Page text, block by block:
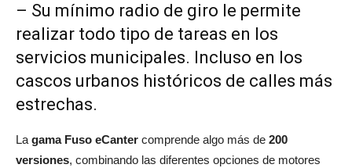
– Su mínimo radio de giro le permite
realizar todo tipo de tareas en los
servicios municipales. Incluso en los
cascos urbanos históricos de calles más
estrechas.
La gama Fuso eCanter comprende algo más de 200
versiones, combinando las diferentes opciones de motores